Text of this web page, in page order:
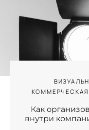
Как
внутри